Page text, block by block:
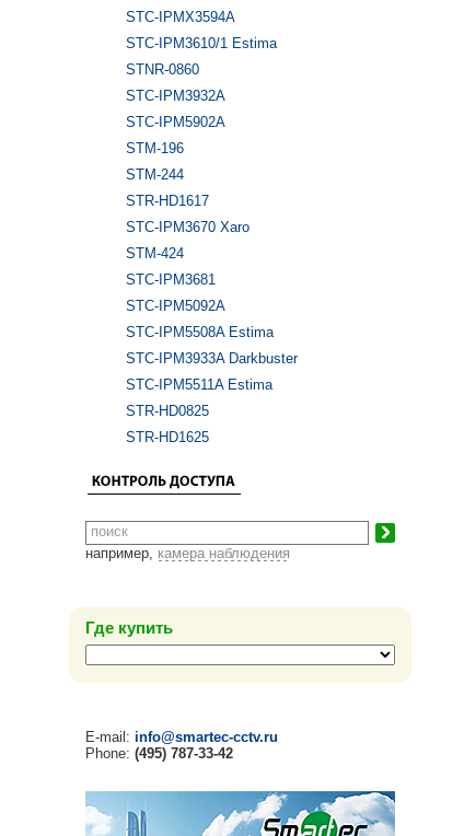
STC-IPMX3594A
STC-IPM3610/1 Estima
STNR-0860
STC-IPM3932A
STC-IPM5902А
STM-196
STM-244
STR-HD1617
STC-IPM3670 Xaro
STM-424
STC-IPM3681
STC-IPM5092A
STC-IPM5508A Estima
STC-IPM3933A Darkbuster
STC-IPM5511A Estima
STR-HD0825
STR-HD1625
например, камера наблюдения
Где купить
E-mail: info@smartec-cctv.ru
Phone: (495) 787-33-42